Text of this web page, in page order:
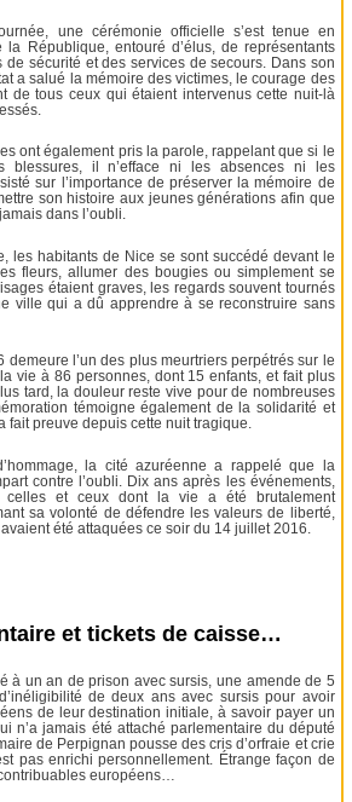
une cérémonie officielle s’est tenue en
République, entouré d’élus, de représentants
de sécurité et des services de secours. Dans son
a salué la mémoire des victimes, le courage des
de tous ceux qui étaient intervenus cette nuit-là
ont également pris la parole, rappelant que si le
blessures, il n’efface ni les absences ni les
sur l’importance de préserver la mémoire de
son histoire aux jeunes générations afin que
dans l’oubli.
les habitants de Nice se sont succédé devant le
fleurs, allumer des bougies ou simplement se
étaient graves, les regards souvent tournés
ville qui a dû apprendre à se reconstruire sans
demeure l’un des plus meurtriers perpétrés sur le
vie à 86 personnes, dont 15 enfants, et fait plus
tard, la douleur reste vive pour de nombreuses
témoigne également de la solidarité et
fait preuve depuis cette nuit tragique.
la cité azuréenne a rappelé que la
contre l’oubli. Dix ans après les événements,
celles et ceux dont la vie a été brutalement
sa volonté de défendre les valeurs de liberté,
été attaquées ce soir du 14 juillet 2016.
et tickets de caisse…
à un an de prison avec sursis, une amende de 5
de deux ans avec sursis pour avoir
de leur destination initiale, à savoir payer un
n’a jamais été attaché parlementaire du député
de Perpignan pousse des cris d’orfraie et crie
pas enrichi personnellement. Étrange façon de
européens…